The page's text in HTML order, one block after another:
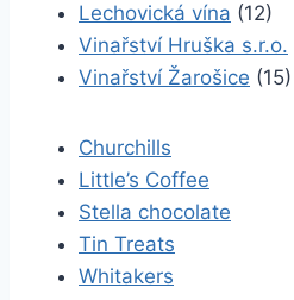
Lechovická vína (12)
Vinařství Hruška s.r.o.
Vinařství Žarošice (15)
Churchills
Little’s Coffee
Stella chocolate
Tin Treats
Whitakers